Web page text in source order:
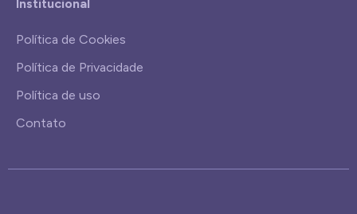
Institucional
Política de Cookies
Política de Privacidade
Política de uso
Contato